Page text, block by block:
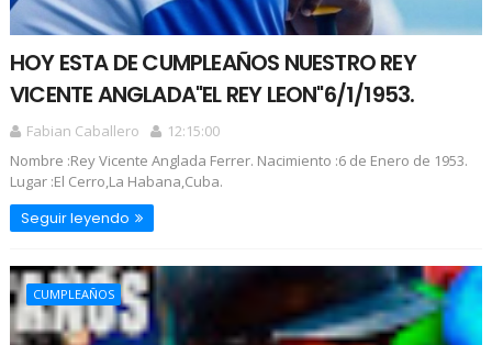
HOY ESTA DE CUMPLEAÑOS NUESTRO REY
VICENTE ANGLADA"EL REY LEON"6/1/1953.
Fabian Caballero
12:15:00
Nombre :Rey Vicente Anglada Ferrer. Nacimiento :6 de Enero de 1953.
Lugar :El Cerro,La Habana,Cuba.
Seguir leyendo
CUMPLEAÑOS